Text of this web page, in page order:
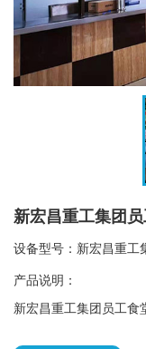
新宏昌重工集团
设备型号：新宏昌重工
产品说明：
新宏昌重工集团员工食